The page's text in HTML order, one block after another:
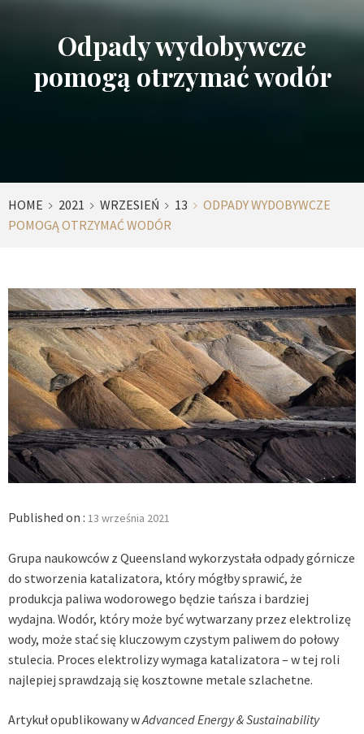
Odpady wydobywcze
pomogą otrzymać wodór
HOME 2021 WRZESIEŃ 13
ODPADY WYDOBYWCZE
POMOGĄ OTRZYMAĆ WODÓR
Published on : 13 września 2021
Grupa naukowców z Queensland wykorzystała odpady górnicze
do stworzenia katalizatora, który mógłby sprawić, że
produkcja paliwa wodorowego będzie tańsza i bardziej
wydajna. Wodór, który może być wytwarzany przez elektrolizę
wody, może stać się kluczowym czystym paliwem do połowy
stulecia. Proces elektrolizy wymaga katalizatora – w tej roli
najlepiej sprawdzają się kosztowne metale szlachetne.
Artykuł opublikowany wAdvanced Energy & Sustainability